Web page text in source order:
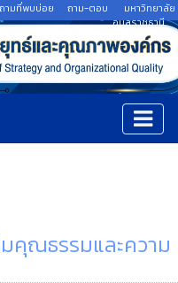
ามที่พบบ่อย ถาม-ตอบ
มหาวิทยาลัย
อุบลราชธานี
คุณธรรมและความ